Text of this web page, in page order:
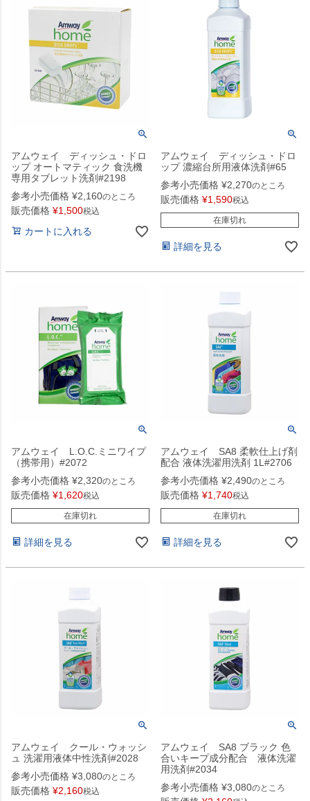
アムウェイ ディッシュ・ドロ
ップ オートマティック 食洗機
専用タブレット洗剤#2198
参考小売価格 ¥2,160のところ
販売価格 ¥1,500税込
カートに入れる
アムウェイ ディッシュ・ドロ
ップ 濃縮台所用液体洗剤#65
参考小売価格 ¥2,270のところ
販売価格 ¥1,590税込
在庫切れ
詳細を見る
アムウェイ L.O.C.ミニワイプ
（携帯用）#2072
参考小売価格 ¥2,320のところ
販売価格 ¥1,620税込
在庫切れ
詳細を見る
アムウェイ SA8 柔軟仕上げ剤
配合 液体洗濯用洗剤 1L#2706
参考小売価格 ¥2,490のところ
販売価格 ¥1,740税込
在庫切れ
詳細を見る
アムウェイ クール・ウォッシ
ュ 洗濯用液体中性洗剤#2028
参考小売価格 ¥3,080のところ
販売価格 ¥2,160税込
アムウェイ SA8 ブラック 色
合いキープ成分配合 液体洗濯
用洗剤#2034
参考小売価格 ¥3,080のところ